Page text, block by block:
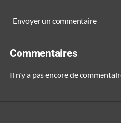
Envoyer un commentaire
Commentaires
Il n'y a pas encore de